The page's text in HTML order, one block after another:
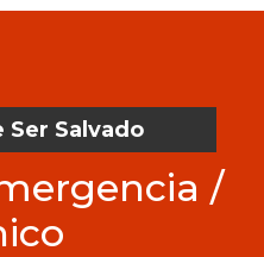
Ser Salvado
/